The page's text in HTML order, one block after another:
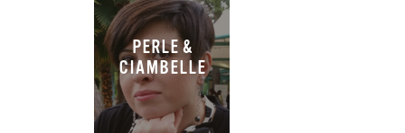
PERLE &
CIAMBELLE